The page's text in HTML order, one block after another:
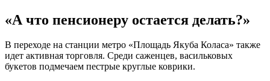
«А что пенсионеру остается делать?»
В переходе на станции метро «Площадь Якуба Коласа» также
идет активная торговля. Среди саженцев, васильковых
букетов подмечаем пестрые круглые коврики.